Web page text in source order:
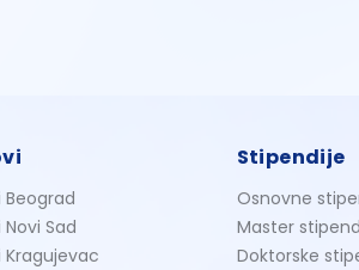
Beograd
Novi Sad
Kragujevac
Stipendije
Osnovne
Master
Doktorske